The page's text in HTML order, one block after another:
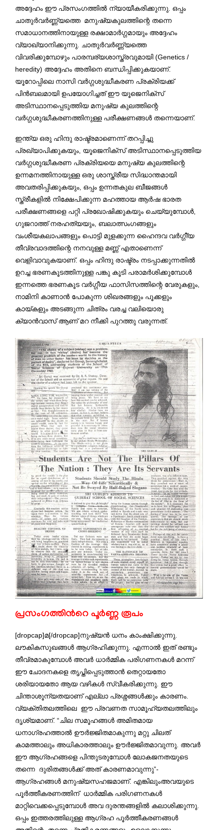
അദ്ദേഹം ഈ പ്രസംഗത്തില്‍ ന്യായീകരിക്കുന്നു. ഒപ്പം
ചാതുര്‍വര്‍ണ്ണ്യത്തെ മനുഷ്യകുലത്തിന്റെ തന്നെ
സമാധാനത്തിനായുള്ള രക്ഷാമാര്‍ഗ്ഗമായും അദ്ദേഹം
വ്യാഖ്യാനിക്കുന്നു. ചാതുര്‍വര്‍ണ്ണ്യത്തെ
വിവരിക്കുമ്പോഴും പാരമ്പര്യശാസ്ത്രവുമായി (Genetics /
heredity) അദ്ദേഹം അതിനെ ബന്ധിപ്പിക്കുകയാണ്.
യൂറോപ്പിലെ നാസി വര്‍ഗ്ഗശുദ്ധീകരണ പ്രക്രിയക്ക്
പിന്‍ബലമായി ഉപയോഗിച്ചത് ഈ യൂജെനിക്സ്
അടിസ്ഥാനപ്പെടുത്തിയ മനുഷ്യ കുലത്തിന്റെ
വര്‍ഗ്ഗശുദ്ധീകരണത്തിനുള്ള പരീക്ഷണങ്ങള്‍ തന്നെയാണ്.
ഇന്ത്യ ഒരു ഹിന്ദു രാഷ്ട്രമാണെന്ന് തറപ്പിച്ചു
പ്രഖ്യാപിക്കുകയും, യൂജെനിക്സ് അടിസ്ഥാനപ്പെടുത്തിയ
വര്‍ഗ്ഗശുദ്ധീകരണ പ്രക്രിയയെ മനുഷ്യ കുലത്തിന്റെ
ഉന്നമനത്തിനായുള്ള ഒരു ശാസ്ത്രീയ സിദ്ധാന്തമായി
അവതരിപ്പിക്കുകയും, ഒപ്പം ഉന്നതകുല ബീജങ്ങള്‍
സ്ത്രീകളില്‍ നിക്ഷേപിക്കുന്ന മഹത്തായ ആര്‍ഷ ഭാരത
പരീക്ഷണങ്ങളെ പറ്റി പ്രഖോഷിക്കുകയും ചെയ്യുമ്പോള്‍,
ഗുജറാത്ത് നരഹത്യയും, ബലാത്സംഗങ്ങളും
വംശീയകലാപങ്ങളും പൊട്ടി മുളക്കുന്ന ഹൈന്ദവ വര്‍ഗ്ഗീ്യ
തീവ്രവാദത്തിന്റെ നനവുള്ള മണ്ണ് എതാണെന്ന്
വെളിവാവുകയാണ്. ഒപ്പം ഹിന്ദു രാഷ്ട്രം നടപ്പാക്കുന്നതില്‍
ഉറച്ച ഭരണകൂടത്തിനുള്ള പങ്കു കൂടി പരാമര്‍ശിക്കുമ്പോള്‍
ഇന്നത്തെ ഭരണകൂട വര്‍ഗ്ഗീയ ഫാസിസത്തിന്റെ വേരുകളും,
നാമിനി കാണാന്‍ പോകുന്ന ശിഖരങ്ങളും പൂക്കളും
കായ്കളും അടങ്ങുന്ന ചിത്രം വരച്ച വലിയൊരു
ക്യാന്‍വാസ് ആണ് മറ നീക്കി പുറത്തു വരുന്നത്.
പ്രസംഗത്തിന്‍റെ പൂര്‍ണ്ണ രൂപം
[dropcap]മ[/dropcap]നുഷ്യന്‍ ധനം കാംക്ഷിക്കുന്നു.
ലൗകികസുഖങ്ങള്‍ ആഗ്രഹിക്കുന്നു. എന്നാല്‍ ഇത് രണ്ടും
തീവ്രമാകുമ്പോള്‍ അവര്‍ ധാര്‍മ്മിക പരിഗണനകള്‍ മറന്ന്
ഈ ചോദനകളെ തൃപ്തിപ്പെടുത്താന്‍ തെറ്റായതോ
ശരിയായതോ ആയ വഴികള്‍ സ്വീകരിക്കുന്നു. ഈ
ചിന്താശൂന്യതയാണ് എല്ലാ പ്രശ്നങ്ങള്‍ക്കും കാരണം.
വ്യക്തിതലത്തിലെ ഈ പ്രവണത സാമൂഹ്യതലത്തിലും
ദൃശ്യമാണ്. “ചില സമൂഹങ്ങള്‍ അമിതമായ
ധനാഗ്രഹത്താല്‍ ഊര്‍ജ്ജിതമാകുന്നു മറ്റു ചിലത്
കാമത്താലും അധികാരത്താലും ഊര്‍ജ്ജിതമാവുന്നു. അവര്‍
ഈ ആഗ്രഹങ്ങളെ പിന്തുടരുമ്പോള്‍ ലോകജനതയുടെ
തന്നെ ദുരിതങ്ങള്‍ക്ക് അത് കാരണമാവുന്നു”-
ആഗ്രഹങ്ങള്‍ മനുഷ്യസഹജമാണ്. എങ്കിലുംഅവയുടെ
പൂര്‍ത്തീകരണത്തിന് ധാര്‍മ്മിക പരിഗണനകള്‍
മാറ്റിവെക്കപ്പെടുമ്പോള്‍ അവ ദുരന്തങ്ങളില്‍ കലാശിക്കുന്നു.
ഒപ്പം ഇത്തരത്തിലുള്ള ആഗ്രഹ പൂര്‍ത്തീകരണങ്ങള്‍